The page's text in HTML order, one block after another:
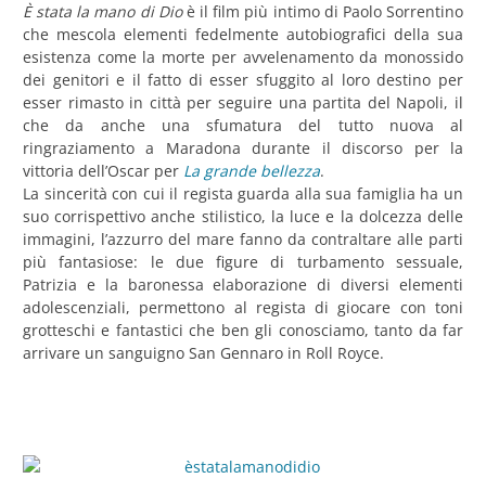
È stata la mano di Dioè il film più intimo di Paolo Sorrentino
che mescola elementi fedelmente autobiografici della sua
esistenza come la morte per avvelenamento da monossido
dei genitori e il fatto di esser sfuggito al loro destino per
esser rimasto in città per seguire una partita del Napoli, il
che da anche una sfumatura del tutto nuova al
ringraziamento a Maradona durante il discorso per la
vittoria dell’Oscar per La grande bellezza.
La sincerità con cui il regista guarda alla sua famiglia ha un
suo corrispettivo anche stilistico, la luce e la dolcezza delle
immagini, l’azzurro del mare fanno da contraltare alle parti
più fantasiose: le due figure di turbamento sessuale,
Patrizia e la baronessa elaborazione di diversi elementi
adolescenziali, permettono al regista di giocare con toni
grotteschi e fantastici che ben gli conosciamo, tanto da far
arrivare un sanguigno San Gennaro in Roll Royce.